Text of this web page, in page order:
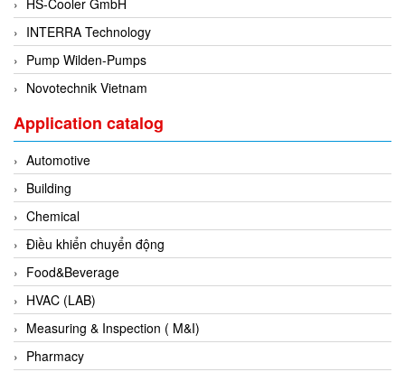
Gazex
GD GODAI ENGINEERING
GE Panametrics
GEFA PROCESSTECHNIK GMBH
Gefran
Gems Sensor
Gemu
GENEBRE
Genesislamp
Geokon Vietnam
GESIPA
Gessmann
INTERRA Technology
Pump Wilden-Pumps
Novotechnik Vietnam
Application catalog
Automotive
Building
Chemical
Điều khiển chuyển động
Food&Beverage
HVAC (LAB)
Measuring & Inspection ( M&I)
Pharmacy